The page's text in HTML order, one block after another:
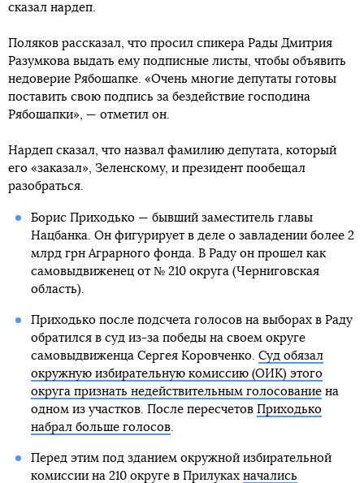
сказал нардеп.
Поляков рассказал, что просил спикера Рады Дмитрия
Разумкова выдать ему подписные листы, чтобы объявить
недоверие Рябошапке. «Очень многие депутаты готовы
поставить свою подпись за бездействие господина
Рябошапки», — отметил он.
Нардеп сказал, что назвал фамилию депутата, который
его «заказал», Зеленскому, и президент пообещал
разобраться.
Борис Приходько — бывший заместитель главы
Нацбанка. Он фигурирует в деле о завладении более 2
млрд грн Аграрного фонда. В Раду он прошел как
самовыдвиженец от № 210 округа (Черниговская
область).
Приходько после подсчета голосов на выборах в Раду
обратился в суд из-за победы на своем округе
самовыдвиженца Сергея Коровченко. Суд обязал
окружную избирательную комиссию (ОИК) этого
округа признать недействительным голосованиена
одном из участков. После пересчетов Приходько
набрал больше голосов.
Перед этим под зданием окружной избирательной
комиссии на 210 округе в Прилуках начались